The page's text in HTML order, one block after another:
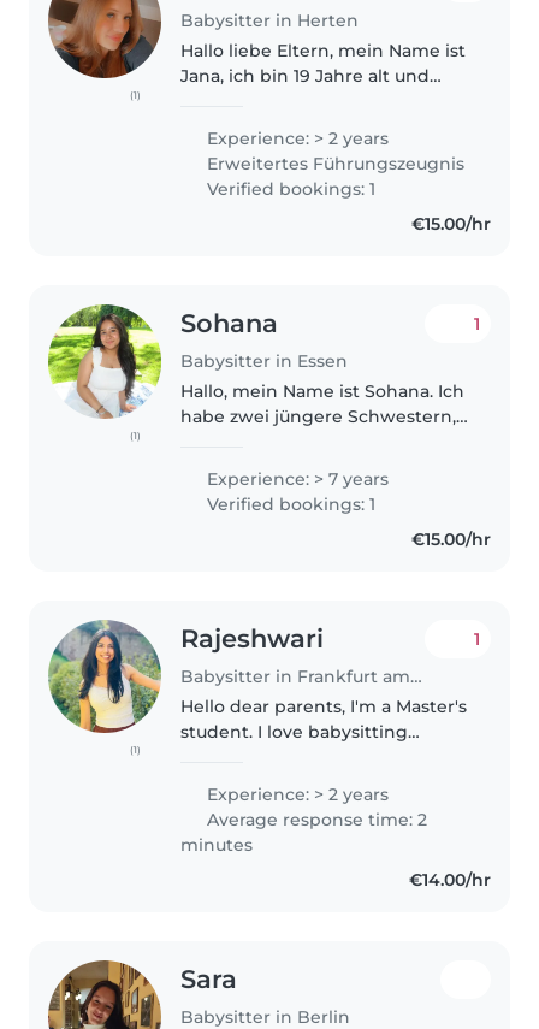
(1)
Babysitter in Herten
Hallo liebe Eltern, mein Name ist
Jana, ich bin 19 Jahre alt und
soziales Jahr in einer
Kindertagesstätte. Dort arbeite
ich viel im U3-Bereich und habe..
Experience: > 2 years
Erweitertes Führungszeugnis
Verified bookings: 1
€15.00/hr
(1)
Sohana
Babysitter in Essen
1
Hallo, mein Name ist Sohana. Ich
habe zwei jüngere Schwestern,
regelmäßig aufgepasst habe.
Dadurch habe ich viel Erfahrung
im Umgang mit Kindern
Experience: > 7 years
Verified bookings: 1
€15.00/hr
(1)
Rajeshwari
Babysitter in Frankfurt am Main
1
Hello dear parents, I'm a Master's
student. I love babysitting
time with children, playing with
them, and creating a safe, happy
environment. I have..
Experience: > 2 years
Average response time: 2
minutes
€14.00/hr
Sara
Babysitter in Berlin